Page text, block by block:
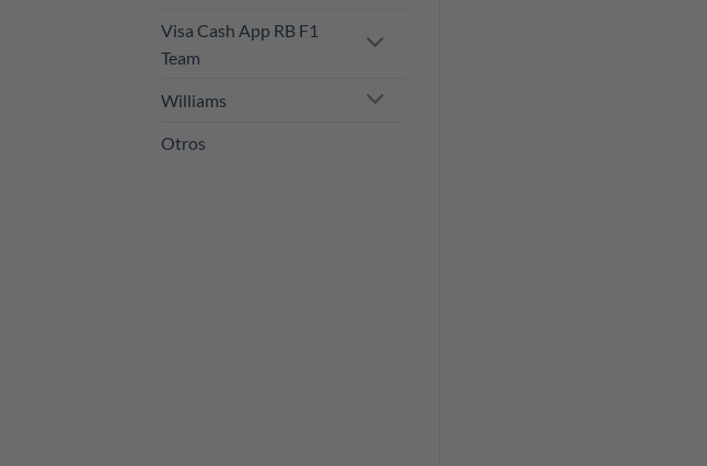
Visa Cash App RB F1
Team
Williams
Otros